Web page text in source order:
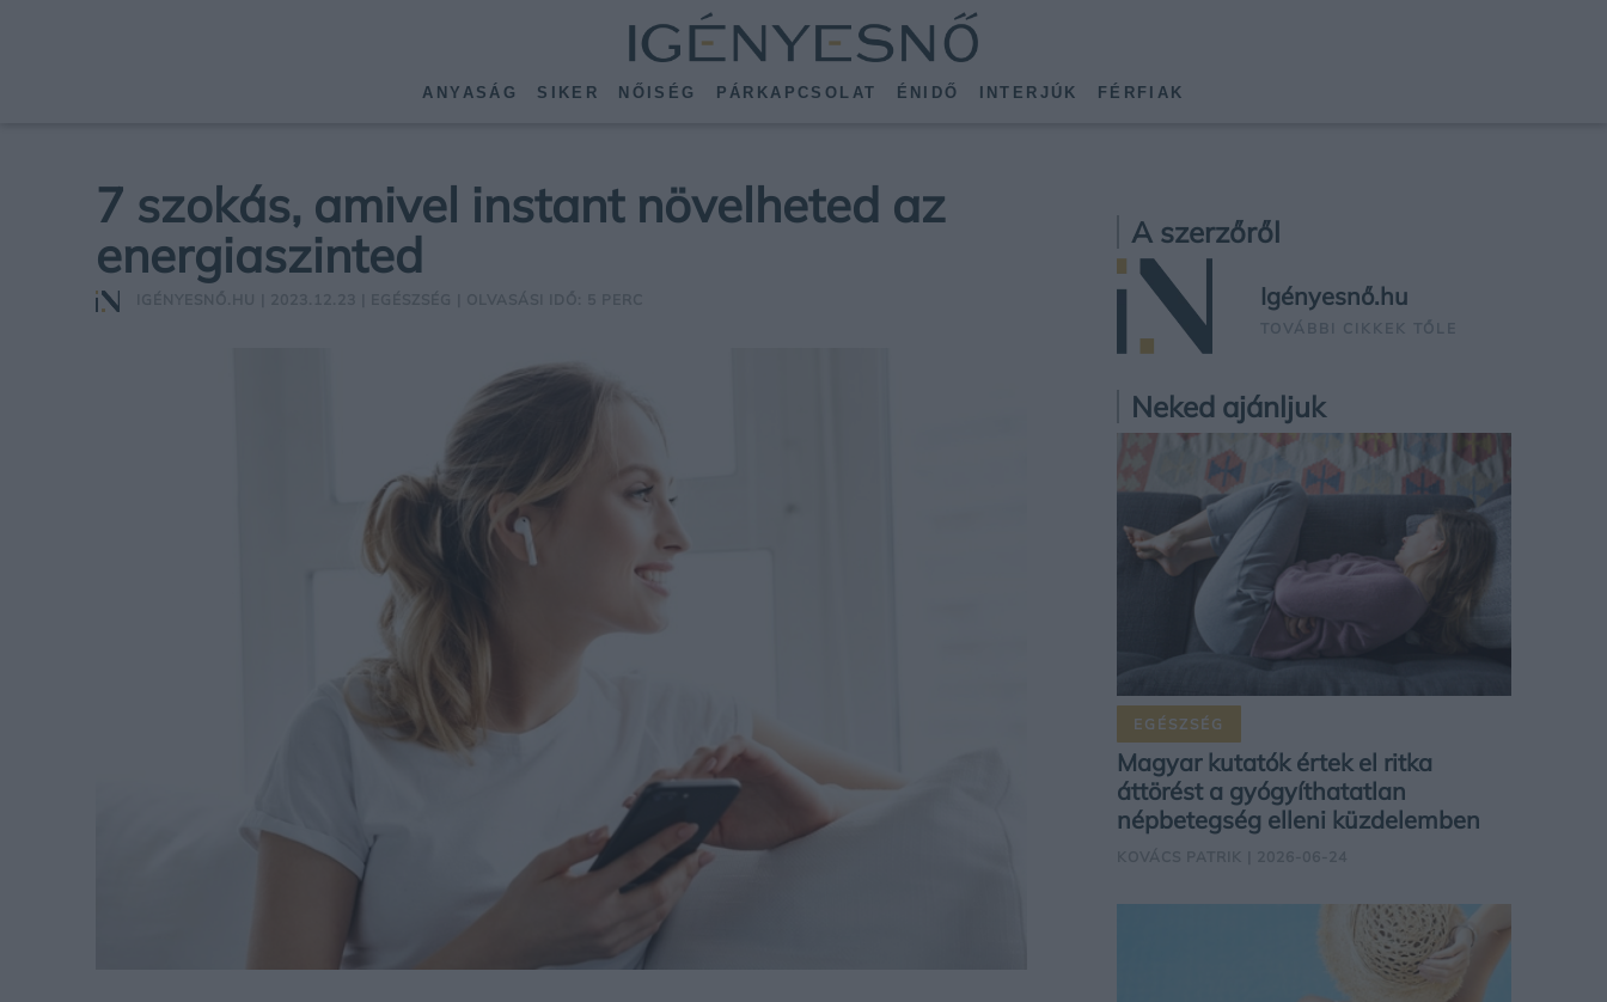
ANYASÁG SIKER NŐISÉG PÁRKAPCSOLAT ÉNIDŐ INTERJÚK FÉRFIAK
7 szokás, amivel instant növelheted az
energiaszinted
A szerzőről
Igényesnő.hu
TOVÁBBI CIKKEK TŐLE
Neked ajánljuk
EGÉSZSÉG
Magyar kutatók értek el ritka
áttörést a gyógyíthatatlan
népbetegség elleni küzdelemben